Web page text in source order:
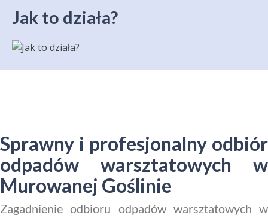
Jak to działa?
Sprawny i profesjonalny odbiór
odpadów warsztatowych w
Murowanej Goślinie
Zagadnienie odbioru odpadów warsztatowych w